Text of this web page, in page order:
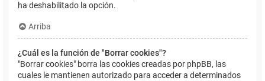
ha deshabilitado la opción.
Arriba
¿Cuál es la función de "Borrar cookies"?
"Borrar cookies" borra las cookies creadas por phpBB, las
cuales le mantienen autorizado para acceder a determinados